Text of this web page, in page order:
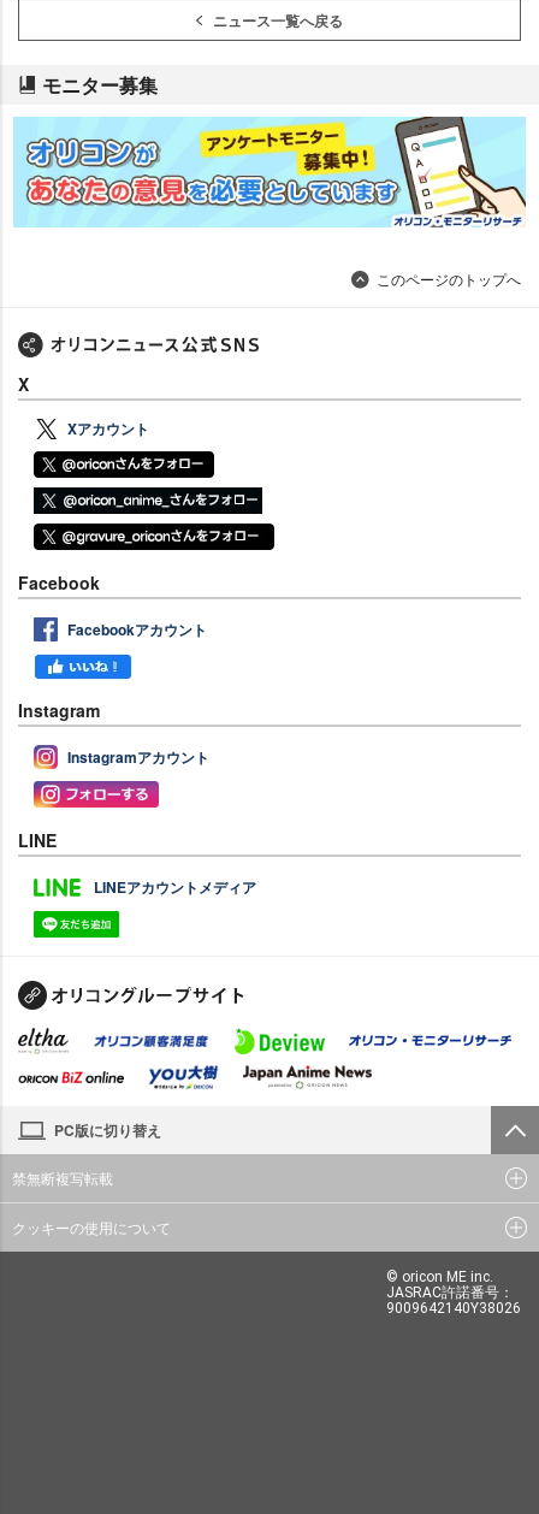
ニュース一覧へ戻る
モニター募集
このページのトップへ
X
Xアカウント
Facebook
Facebookアカウント
Instagram
Instagramアカウント
LINE
LINEアカウントメディア
PC版に切り替え
禁無断複写転載
クッキーの使用について
© oricon ME inc.
JASRAC許諾番号：
9009642140Y38026